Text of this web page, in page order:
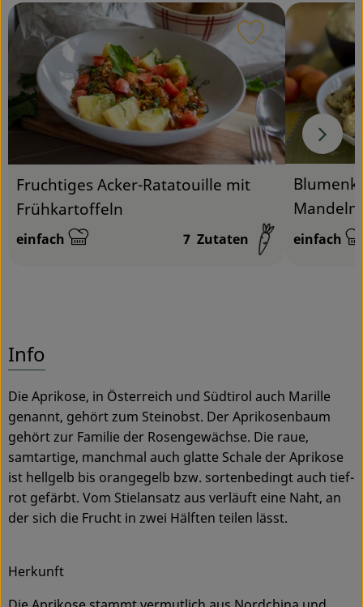
Fruchtiges Acker-Ratatouille mit
Frühkartoffeln
Schwierigkeit:
einfach 7 Zutaten
Rezept zu
Mandeln
einfach
Info
Die Aprikose, in Österreich und Südtirol auch Marille
genannt, gehört zum Steinobst. Der Aprikosenbaum
gehört zur Familie der Rosengewächse. Die raue,
samtartige, manchmal auch glatte Schale der Aprikose
ist hellgelb bis orangegelb bzw. sortenbedingt auch tief-
rot gefärbt. Vom Stielansatz aus verläuft eine Naht, an
der sich die Frucht in zwei Hälften teilen lässt.
Herkunft